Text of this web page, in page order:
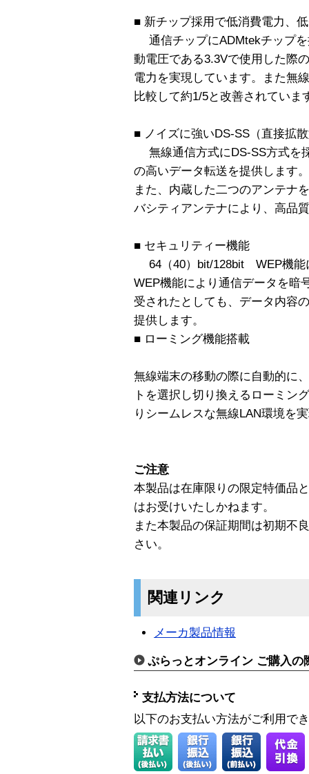
■ 新チップ採用で低消費電力、
通信チップにADMtekチップ
動電圧である3.3Vで使用した際
電力を実現しています。また無
比較して約1/5と改善されていま
■ ノイズに強いDS-SS（直接拡
無線通信方式にDS-SS方式を
の高いデータ転送を提供します。
また、内蔵した二つのアンテナ
バシティアンテナにより、高品
■ セキュリティー機能
64（40）bit/128bit WEP機能
WEP機能により通信データを暗
受されたとしても、データ内容
提供します。
■ ローミング機能搭載
無線端末の移動の際に自動的に
トを選択し切り換えるローミン
りシームレスな無線LAN環境を
ご注意
本製品は在庫限りの限定特価品
はお受けいたしかねます。
また本製品の保証期間は初期不
さい。
関連リンク
メーカ製品情報
ぷらっとオンライン ご購入の
支払方法について
以下のお支払い方法がご利用で